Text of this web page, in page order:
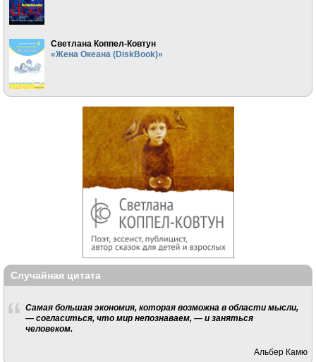
Светлана Коппел-Ковтун
«Жена Океана (DiskBook)»
Случайная цитата
Самая большая экономия, которая возможна в области мысли,
— согласиться, что мир непознаваем, — и заняться
человеком.
Альбер Камю